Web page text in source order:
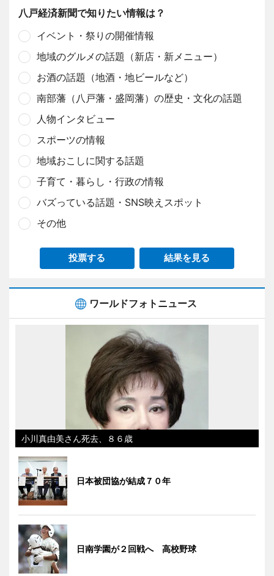
八戸経済新聞で知りたい情報は？
イベント・祭りの開催情報
地域のグルメの話題（新店・新メニュー）
お酒の話題（地酒・地ビールなど）
南部藩（八戸藩・盛岡藩）の歴史・文化の話題
人物インタビュー
スポーツの情報
地域おこしに関する話題
子育て・暮らし・行政の情報
バズっている話題・SNS映えスポット
その他
投票する 結果を見る
ワールドフォトニュース
小川真由美さん死去、８６歳
日本被団協が結成７０年
日南学園が２回戦へ 高校野球